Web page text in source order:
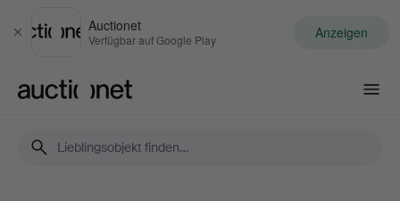
Schließen
Auctionet
Verfügbar auf Google Play Anzeigen